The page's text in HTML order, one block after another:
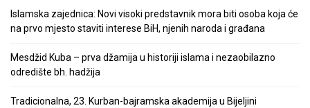
Islamska zajednica: Novi visoki predstavnik mora biti osoba koja će
na prvo mjesto staviti interese BiH, njenih naroda i građana
Mesdžid Kuba – prva džamija u historiji islama i nezaobilazno
odredište bh. hadžija
Tradicionalna, 23. Kurban-bajramska akademija u Bijeljini